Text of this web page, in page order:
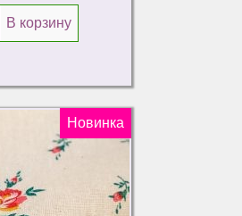
В корзину
Новинка